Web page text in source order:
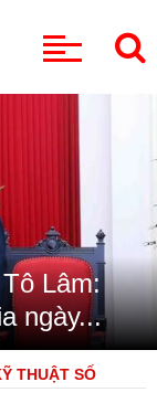
Lâm:
ngày...
THUẬT SỐ